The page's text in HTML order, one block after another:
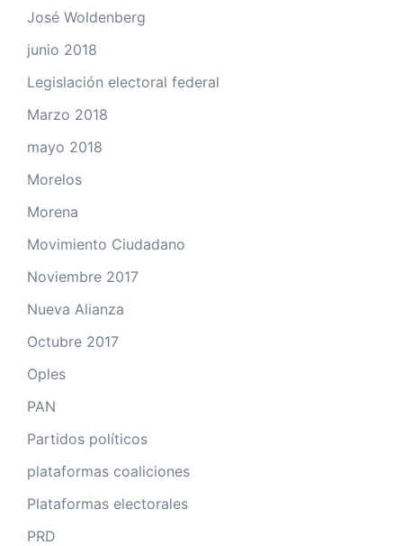
José Woldenberg
junio 2018
Legislación electoral federal
Marzo 2018
mayo 2018
Morelos
Morena
Movimiento Ciudadano
Noviembre 2017
Nueva Alianza
Octubre 2017
Oples
PAN
Partidos políticos
plataformas coaliciones
Plataformas electorales
PRD